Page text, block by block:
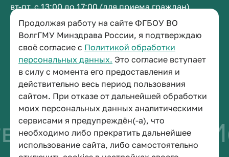
Продолжая работу на сайте ФГБОУ ВО
ВолгГМУ Минздрава России, я подтверждаю
своё согласие с Политикой обработки
персональных данных. Это согласие вступает
в силу с момента его предоставления и
действительно весь период пользования
сайтом. При отказе от дальнейшей обработки
моих персональных данных аналитическими
сервисами я предупреждён(-а), что
необходимо либо прекратить дальнейшее
использование сайта, либо самостоятельно
вт-пт, с 13:00 до 17:00 (для приема граждан)
Приемная ректора
+7 (8442) 38-50-05
г. Волгоград, площадь Павших Борцов, зд. 1,
кабинет 3-11
post@volgmed.ru
пн-пт, с 08.30 до 17.00 (перерыв с 12.30 до 13.00)
быть врачом